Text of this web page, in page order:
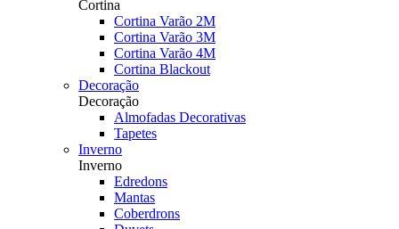
Cortina
Cortina Varão 2M
Cortina Varão 3M
Cortina Varão 4M
Cortina Blackout
Decoração
Decoração
Almofadas Decorativas
Tapetes
Inverno
Inverno
Edredons
Mantas
Coberdrons